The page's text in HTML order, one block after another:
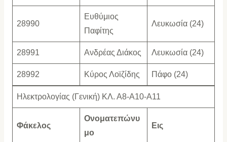
28990
Ευθύμιος
Παφίτης
Λευκωσία (24)
28991 Ανδρέας Διάκος Λευκωσία (24)
28992 Κύρος Λοϊζίδης Πάφο (24)
Ηλεκτρολογίας (Γενική) ΚΛ. Α8-Α10-Α11
Φάκελος
Ονοματεπώνυ
μο
Εις